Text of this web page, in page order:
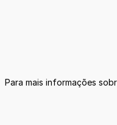
Para mais informações